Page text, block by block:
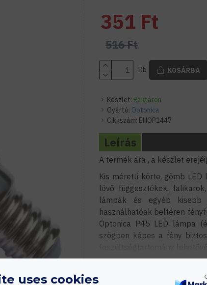
Készlet: Raktáron
Gyártó: Optonica
Cikkszám: EHOP1447
351 Ft
516 Ft
Db KOSÁRBA
Leírás
A termék ára , a készlet
Kis méretű körte, gömb
lévő függesztékek,
lámpák és egyéb kisebb
használhatóak beltéren
Optonica P45 LED lámpa
szögben képes a fény
feszültségtartomány
gömb LED lámpát akár
folyósokban lévő éjszakai
uses cookies